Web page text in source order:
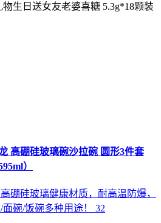
生日送女友老婆喜糖 5.3g*18颗装
高硼硅玻璃碗沙拉碗 圆形3件套
）
硼硅玻璃健康材质，耐高温防爆，
碗/饭碗多种用途！ 32